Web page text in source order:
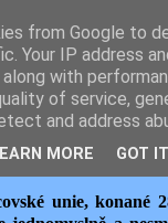
ZDENĚK
A
unie, konané
from Google to
Your IP address
with
of service,
and address
MORE GOT IT